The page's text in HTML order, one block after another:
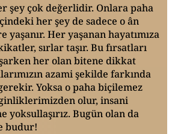
şey çok değerlidir. Onlara paha
her şey de sadece o ân
yaşanır. Her yaşanan hayatımıza
sırlar taşır. Bu fırsatları
her olan bitene dikkat
azami şekilde farkında
Yoksa o paha biçilemez
olur, insani
yoksullaşırız. Bugün olan da
budur!